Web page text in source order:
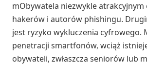
mObywatela niezwykle atrakcyjnym
hakerów i autorów phishingu.
jest ryzyko wykluczenia cyfrowego.
penetracji smartfonów, wciąż
obywateli, zwłaszcza seniorów lub